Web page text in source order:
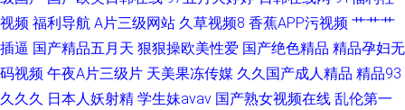
视频 福利导航 A片三级网站 久草视频8 香蕉APP污视频 艹艹艹
插逼 国产精品五月天 狠狠操欧美性爱 国产绝色精品 精品孕妇无
码视频 午夜A片三级片 天美果冻传媒 久久国产成人精品 精品93
久久久 日本人妖射精 学生妹avav 国产熟女视频在线 乱伦第一